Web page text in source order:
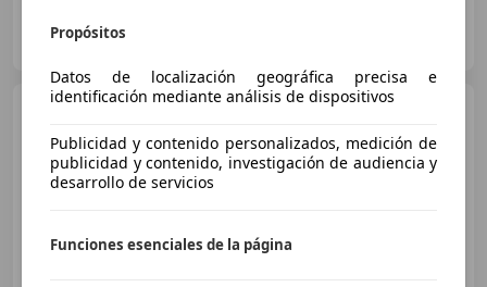
AUTOHERO BARCELONA
ES-08903 SANT ADRIÀ DE BESÒS
Volkswagen Polo
Sincomparación
Propósitos
Datos de localización geográfica precisa e
identificación mediante análisis de dispositivos
Publicidad y contenido personalizados, medición de
publicidad y contenido, investigación de audiencia y
desarrollo de servicios
Funciones esenciales de la página